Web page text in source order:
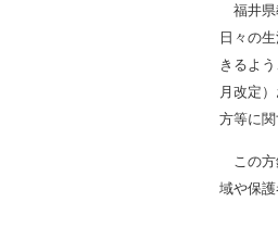
交通・
河川・
自然
福井県
日々の
きるよ
月改定
方等に
この方
域や保